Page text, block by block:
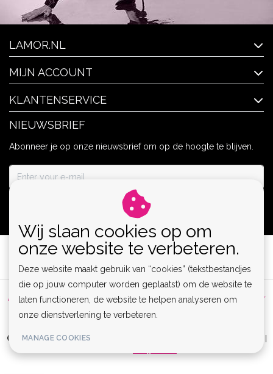
LAMOR.NL
MIJN ACCOUNT
KLANTENSERVICE
NIEUWSBRIEF
Abonneer je op onze nieuwsbrief om op de hoogte te blijven.
Algemene voorwaarden | Privacy Policy | Sitemap |
Disclaimer
RSS Feed
© Copyright 2026 - Lamor | Clubwear, Lingerie & Kinky Fashion XS-6XL |
Wij slaan cookies op om
onze website te verbeteren.
Deze website maakt gebruik van “cookies” (tekstbestandjes
die op jouw computer worden geplaatst) om de website te
laten functioneren, de website te helpen analyseren om
onze dienstverlening te verbeteren.
MANAGE COOKIES